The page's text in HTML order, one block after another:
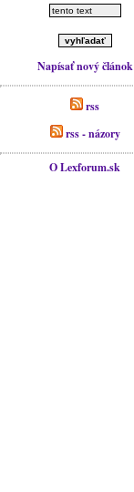
Napísať nový článok
rss
rss - názory
O Lexforum.sk